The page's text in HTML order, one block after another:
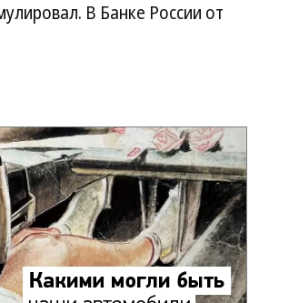
В Банке России от